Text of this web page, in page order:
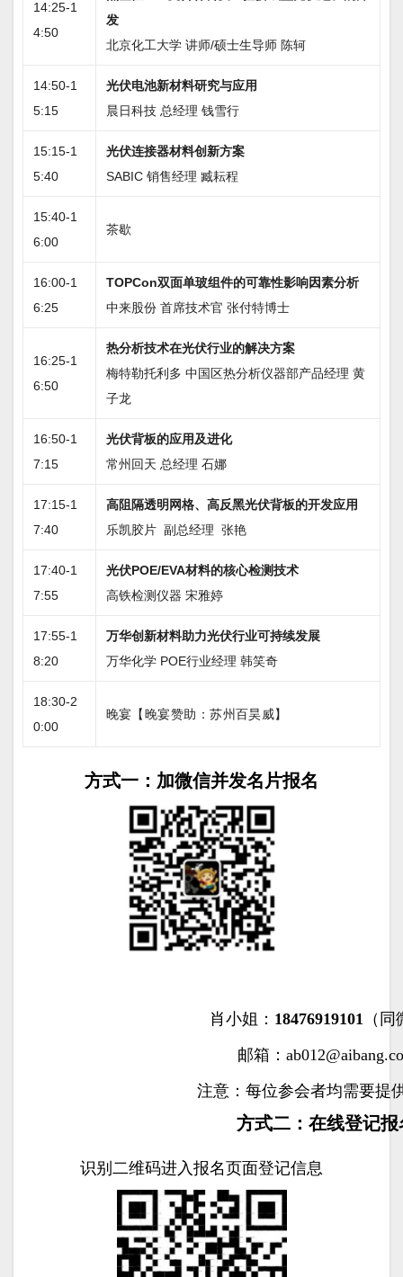
14:25-1
4:50
发
北京化工大学 讲师/硕士生导师 陈轲
14:50-1
5:15
光伏电池新材料研究与应用
晨日科技 总经理 钱雪行
15:15-1
5:40
光伏连接器材料创新方案
SABIC 销售经理 臧耘程
15:40-1
6:00
茶歇
16:00-1
6:25
TOPCon双面单玻组件的可靠性影响因素分析
中来股份 首席技术官 张付特博士
16:25-1
6:50
热分析技术在光伏行业的解决方案
梅特勒托利多 中国区热分析仪器部产品经理 黄
子龙
16:50-1
7:15
光伏背板的应用及进化
常州回天 总经理 石娜
17:15-1
7:40
高阻隔透明网格、高反黑光伏背板的开发应用
乐凯胶片 副总经理 张艳
17:40-1
7:55
光伏POE/EVA材料的核心检测技术
高铁检测仪器 宋雅婷
17:55-1
8:20
万华创新材料助力光伏行业可持续发展
万华化学 POE行业经理 韩笑奇
18:30-2
0:00
晚宴 【晚宴赞助 ：苏州百昊威】
方式一：加微信并发名片报名
肖小姐： 18476919101
（
邮箱：
注意：每位参会者均需要提
方式二：在线登记报
识别二维码进入报名页面登记信息